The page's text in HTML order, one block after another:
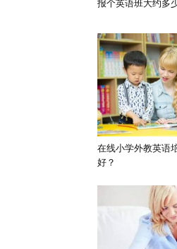
报个英语班大约多
在线小学外教英语
好？